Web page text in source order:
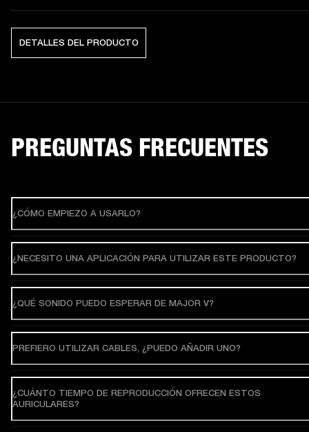
DETALLES DEL PRODUCTO
PREGUNTAS FRECUENTES
¿CÓMO EMPIEZO A USARLO?
¿NECESITO UNA APLICACIÓN PARA UTILIZAR ESTE PRODUCTO?
¿QUÉ SONIDO PUEDO ESPERAR DE MAJOR V?
PREFIERO UTILIZAR CABLES, ¿PUEDO AÑADIR UNO?
¿CUÁNTO TIEMPO DE REPRODUCCIÓN OFRECEN ESTOS
AURICULARES?